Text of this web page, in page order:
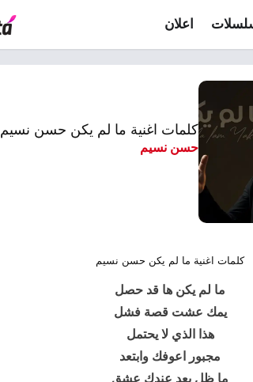
اعلان
كلمات اغنية ما لم يكن حسن نسيم
حسن نسيم
كلمات اغنية ما لم يكن حسن نسيم
ما لم يكن ها قد حصل
يمك عشت قصة فشل
هذا الذي لا يحتمل
مجبور اعوفك وابتعد
ما ظل بعد عندك عشق